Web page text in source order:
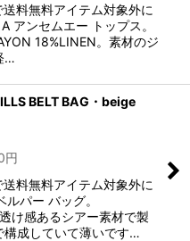
料無料アイテム対象外に
アンセムエー トップス。
18%LINEN。素材のジ
…
BELT BAG・beige
円
料無料アイテム対象外に
ルパー バッグ。
け感あるシアー素材で製
構成していて薄いです…